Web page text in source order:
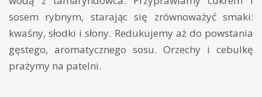
sosem rybnym, starając się zrównoważyć smaki:
kwaśny, słodki i słony. Redukujemy aż do powstania
gęstego, aromatycznego sosu. Orzechy i cebulkę
prażymy na patelni.